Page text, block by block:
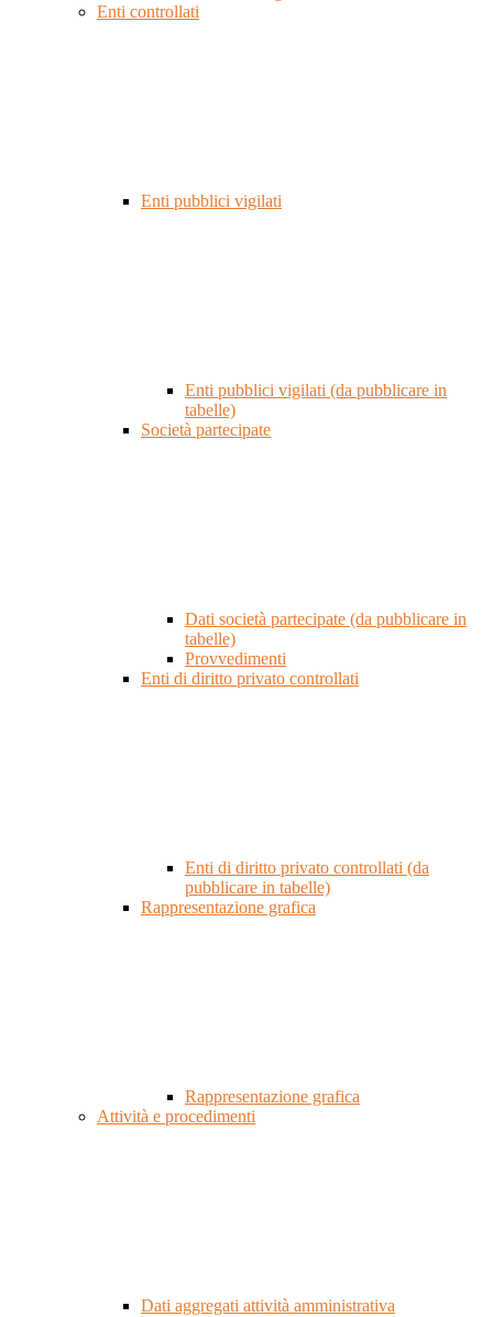
Enti controllati
Enti pubblici vigilati
Enti pubblici vigilati (da pubblicare in
tabelle)
Società partecipate
Dati società partecipate (da pubblicare in
tabelle)
Provvedimenti
Enti di diritto privato controllati
Enti di diritto privato controllati (da
pubblicare in tabelle)
Rappresentazione grafica
Rappresentazione grafica
Attività e procedimenti
Dati aggregati attività amministrativa